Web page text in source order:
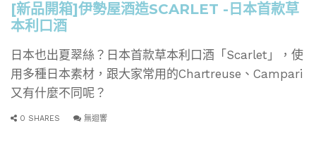
[新品開箱]伊勢屋酒造SCARLET -日本首款草
本利口酒
日本也出夏翠絲？日本首款草本利口酒「Scarlet」，使
用多種日本素材，跟大家常用的Chartreuse、Campari
又有什麼不同呢？
0 SHARES 無迴響